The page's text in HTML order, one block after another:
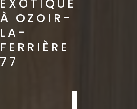
EXOTIQUE
À OZOIR-
LA-
FERRIÈRE
77